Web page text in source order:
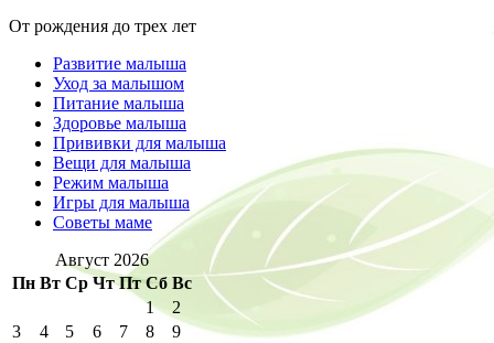
От рождения до трех лет
Развитие малыша
Уход за малышом
Питание малыша
Здоровье малыша
Прививки для малыша
Вещи для малыша
Режим малыша
Игры для малыша
Советы маме
Август 2026
Пн Вт Ср Чт Пт Сб Вс
1
2
3
4 5 6 7 8
9